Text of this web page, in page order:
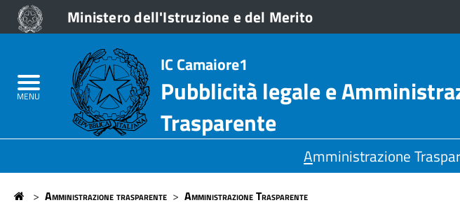
Albo On Line
Amministrazione trasparente
Ministero dell'Istruzione e del Merito
Don
Lazzeri
Stagi
MENU
IC Camaiore1
Pubblicità legale e
Trasparente
Sezioni
Principali
Amministrazione
Home
> Amministrazione trasparente > Amministrazione Trasparente